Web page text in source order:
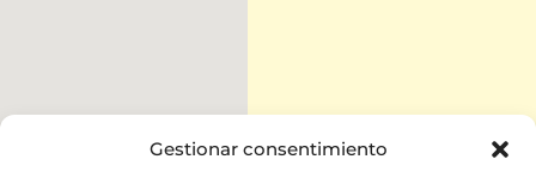
Gestionar consentimiento